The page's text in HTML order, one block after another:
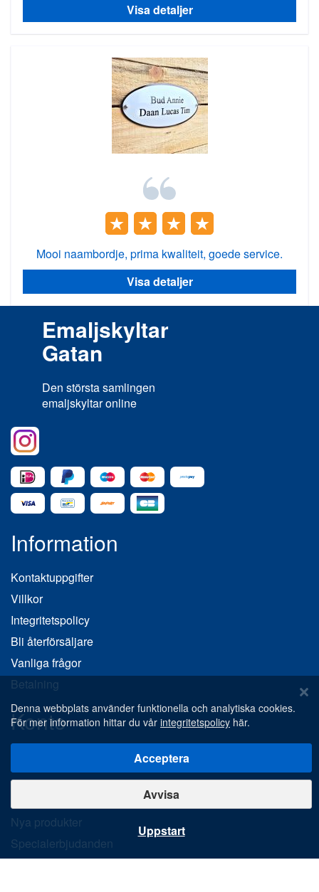
Visa detaljer
Mooi naambordje, prima kwaliteit, goede service.
Visa detaljer
Emaljskyltar
Gatan
Den största samlingen
emaljskyltar online
Information
Kontaktuppgifter
Villkor
Integritetspolicy
Bli återförsäljare
Vanliga frågor
Betalning
Konto
Upptäck
Nya produkter
Specialerbjudanden
Denna webbplats använder funktionella och analytiska cookies.
För mer information hittar du vår integritetspolicy här.
Acceptera
Avvisa
Uppstart